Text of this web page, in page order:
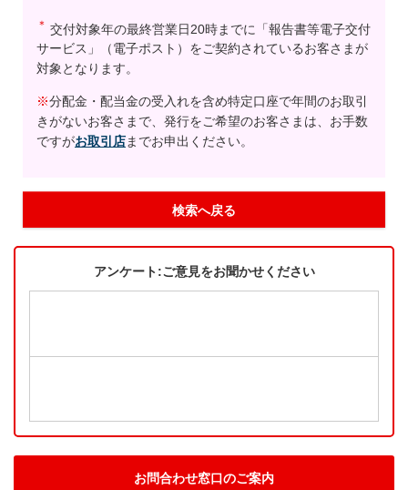
＊ 交付対象年の最終営業日20時までに「報告書等電子交付
サービス」（電子ポスト）をご契約されているお客さまが
対象となります。
※分配金・配当金の受入れを含め特定口座で年間のお取引
きがないお客さまで、発行をご希望のお客さまは、お手数
ですがお取引店までお申出ください。
検索へ戻る
アンケート:ご意見をお聞かせください
お問合わせ窓口のご案内